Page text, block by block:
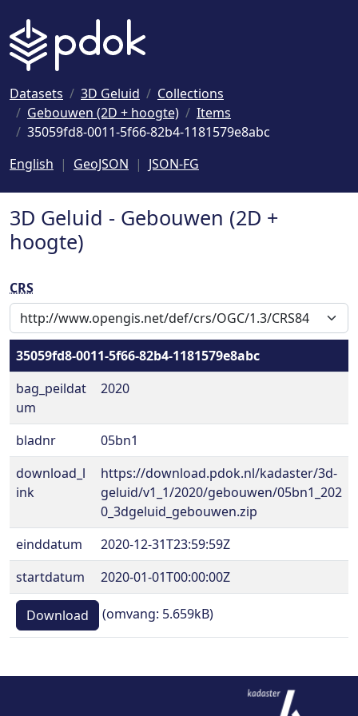
Datasets 3D Geluid
Collections
Gebouwen (2D + hoogte)
Items
35059fd8-0011-5f66-82b4-1181579e8abc
English
GeoJSON JSON-FG
3D Geluid - Gebouwen (2D +
hoogte)
CRS
35059fd8-0011-5f66-82b4-1181579e8abc
bag_peildat
um
2020
bladnr
05bn1
download_l
ink
https://download.pdok.nl/kadaster/3d-
geluid/v1_1/2020/gebouwen/05bn1_202
0_3dgeluid_gebouwen.zip
einddatum
2020-12-31T23:59:59Z
startdatum
2020-01-01T00:00:00Z
Download (omvang: 5.659kB)